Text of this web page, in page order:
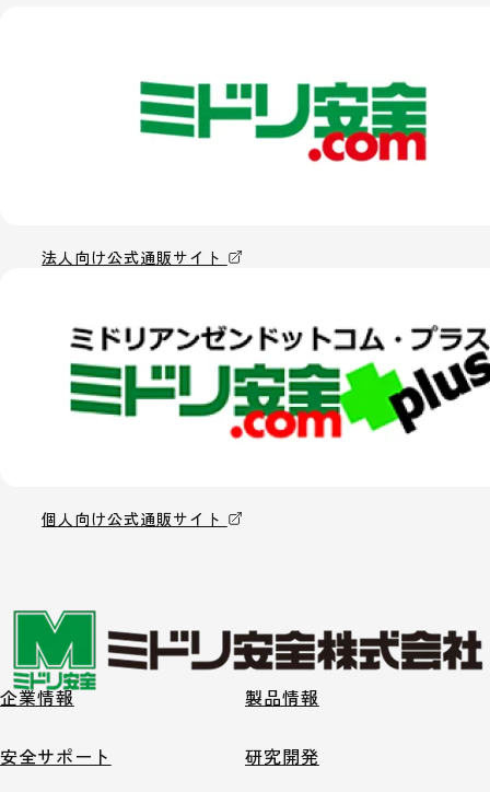
法人向け公式通販サイト
個人向け公式通販サイト
企業情報 製品情報
安全サポート 研究開発